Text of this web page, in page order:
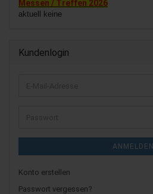
Messen / Treffen 2026
aktuell keine
Kundenlogin
ANMELDEN
Konto erstellen
Passwort vergessen?